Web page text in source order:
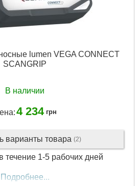
lumen VEGA CONNECT
SCANGRIP
В наличии
4 234 грн
варианты товара (2)
течение 1-5 рабочих дней
Подробнее...